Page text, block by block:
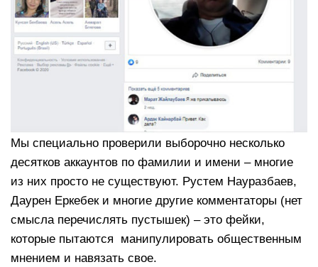
Мы специально проверили выборочно несколько
десятков аккаунтов по фамилии и имени – многие
из них просто не существуют. Рустем Науразбаев,
Даурен Еркебек и многие другие комментаторы (нет
смысла перечислять пустышек) – это фейки,
которые пытаются манипулировать общественным
мнением и навязать свое.